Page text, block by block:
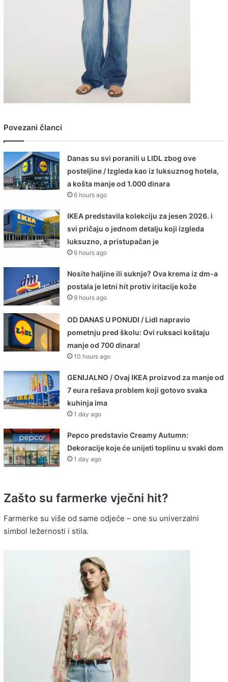
Povezani članci
Danas su svi poranili u LIDL zbog ove
posteljine / Izgleda kao iz luksuznog hotela,
a košta manje od 1.000 dinara
6 hours ago
IKEA predstavila kolekciju za jesen 2026. i
svi pričaju o jednom detalju koji izgleda
luksuzno, a pristupačan je
6 hours ago
Nosite haljine ili suknje? Ova krema iz dm-a
postala je letni hit protiv iritacije kože
9 hours ago
OD DANAS U PONUDI / Lidl napravio
pometnju pred školu: Ovi ruksaci koštaju
manje od 700 dinara!
10 hours ago
GENIJALNO / Ovaj IKEA proizvod za manje od
7 eura rešava problem koji gotovo svaka
kuhinja ima
1 day ago
Pepco predstavio Creamy Autumn:
Dekoracije koje će unijeti toplinu u svaki dom
1 day ago
Zašto su farmerke vječni hit?
Farmerke su više od same odjeće – one su univerzalni
simbol ležernosti i stila.